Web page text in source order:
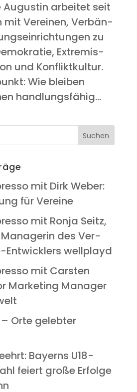
Augus­tin arbei­tet seit
mit Ver­ei­nen, Ver­bän­
zu
Extre­mis­
und Kon­flikt­kul­tur.
Wie blei­ben
hand­lungs­fä­hig...
mit Dirk Weber:
für Vereine
mit Ron­ja Seitz,
des Ver­
wellplayd
mit Cars­ten
Mar­ke­ting Mana­ger
Orte geleb­ter
Bay­erns U18-
fei­ert gro­ße Erfol­ge